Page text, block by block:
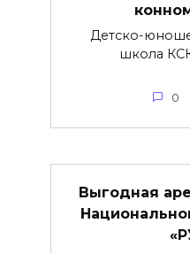
Детско-
школа
0
Выгодная